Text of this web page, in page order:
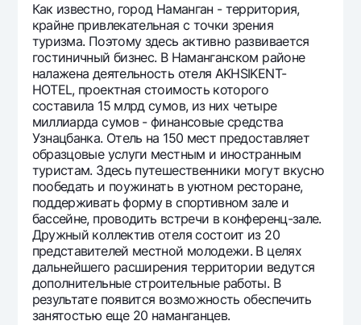
Как известно, город Наманган - территория,
крайне привлекательная с точки зрения
туризма. Поэтому здесь активно развивается
гостиничный бизнес. В Наманганском районе
налажена деятельность отеля AKHSIKENT-
HOTEL, проектная стоимость которого
составила 15 млрд сумов, из них четыре
миллиарда сумов - финансовые средства
Узнацбанка. Отель на 150 мест предоставляет
образцовые услуги местным и иностранным
туристам. Здесь путешественники могут вкусно
пообедать и поужинать в уютном ресторане,
поддерживать форму в спортивном зале и
бассейне, проводить встречи в конференц-зале.
Дружный коллектив отеля состоит из 20
представителей местной молодежи. В целях
дальнейшего расширения территории ведутся
дополнительные строительные работы. В
результате появится возможность обеспечить
занятостью еще 20 наманганцев.